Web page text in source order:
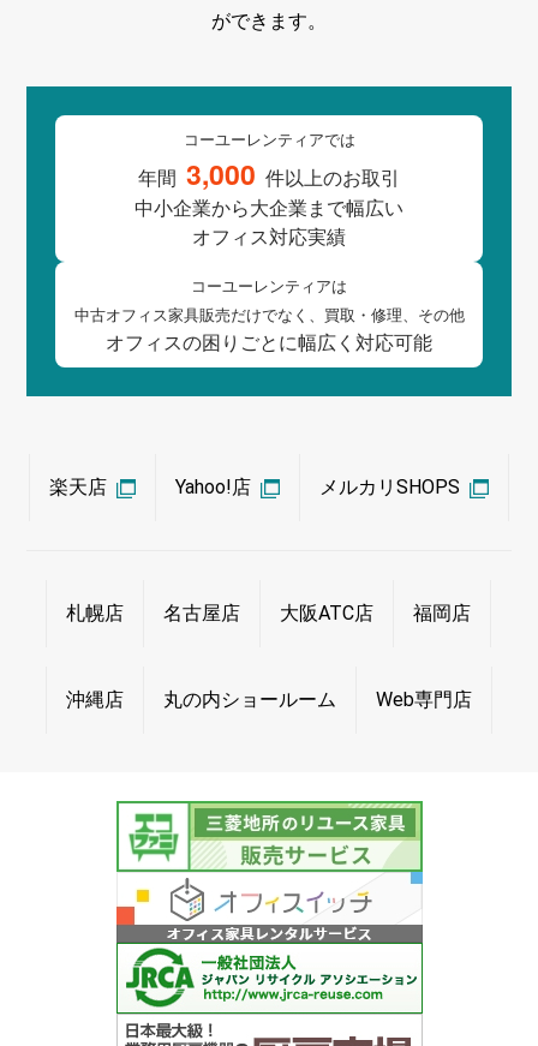
ができます。
コーユーレンティアでは
年間 3,000 件以上のお取引
中小企業から大企業 まで幅広い
オフィス対応実績
コーユーレンティアは
中古オフィス家具販売だけでなく、 買取 ・ 修理 その他
オフィスの困りごとに幅広く 対応可能
楽天店 Yahoo!店 メルカリSHOPS
札幌店 名古屋店 大阪ATC店 福岡店
沖縄店 丸の内ショールーム Web専門店